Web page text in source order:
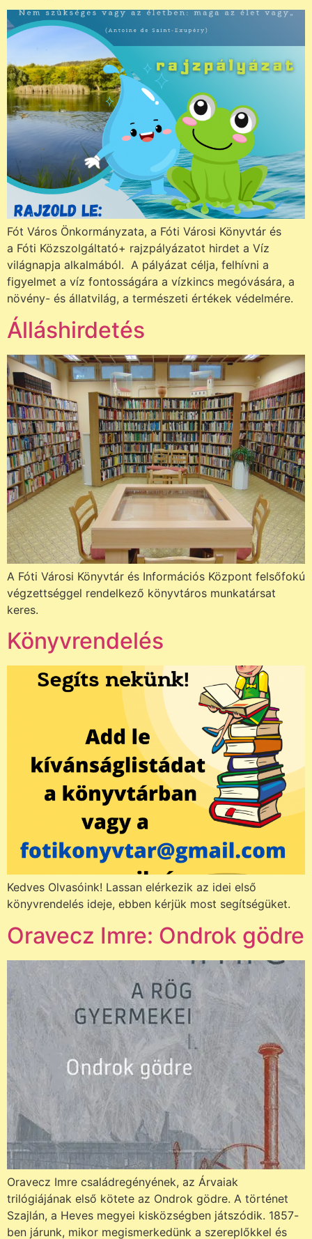
Fót Város Önkormányzata, a Fóti Városi Könyvtár és
a Fóti Közszolgáltató+ rajzpályázatot hirdet a Víz
világnapja alkalmából. A pályázat célja, felhívni a
figyelmet a víz fontosságára a vízkincs megóvására, a
növény- és állatvilág, a természeti értékek védelmére.
Álláshirdetés
A Fóti Városi Könyvtár és Információs Központ felsőfokú
végzettséggel rendelkező könyvtáros munkatársat
keres.
Könyvrendelés
Kedves Olvasóink! Lassan elérkezik az idei első
könyvrendelés ideje, ebben kérjük most segítségüket.
Oravecz Imre: Ondrok gödre
Oravecz Imre családregényének, az Árvaiak
trilógiájának első kötete az Ondrok gödre. A történet
Szajlán, a Heves megyei kisközségben játszódik. 1857-
ben járunk, mikor megismerkedünk a szereplőkkel és